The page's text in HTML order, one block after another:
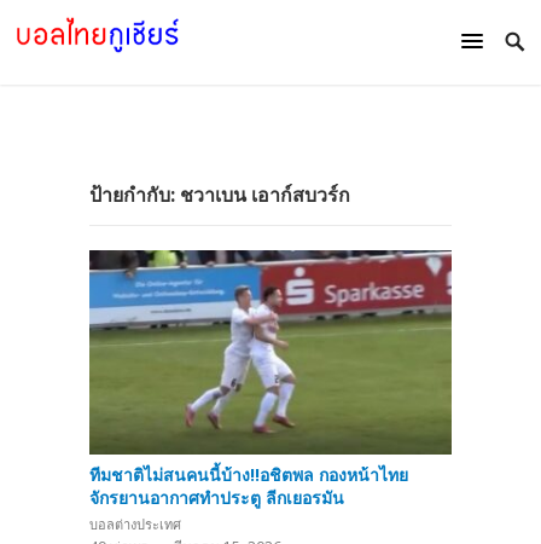
ป้ายกำกับ: ชวาเบน เอาก์สบวร์ก
ทีมชาติไม่สนคนนี้บ้าง!!อชิตพล กองหน้าไทย
จักรยานอากาศทำประตู ลีกเยอรมัน
บอลต่างประเทศ